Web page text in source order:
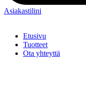
Asiakastilini
Etusivu
Tuotteet
Ota yhteyttä